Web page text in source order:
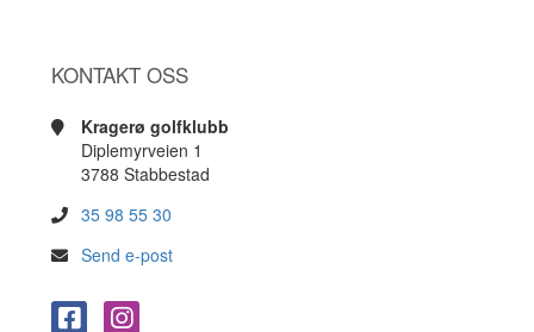
KONTAKT OSS
Kragerø golfklubb
Diplemyrveien 1
3788 Stabbestad
35 98 55 30
Send e-post